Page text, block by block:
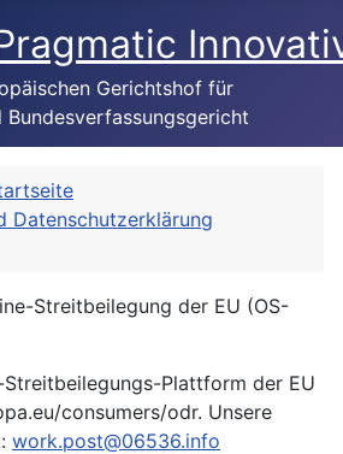
Gerichtshof für
Bundesverfassungsgericht
Datenschutzerklärung
Streitbeilegung der EU (OS-
Plattform der EU
consumers/odr. Unsere
work.post@06536.info